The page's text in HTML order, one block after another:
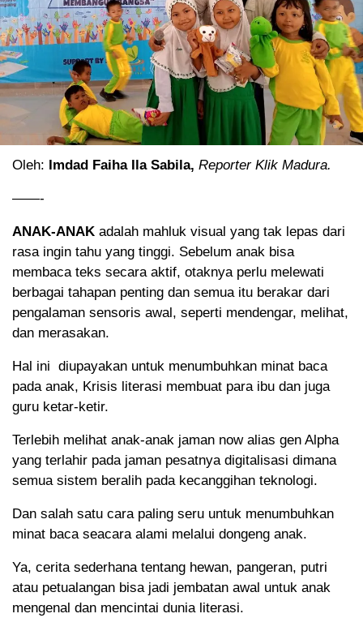
Oleh: Imdad Faiha Ila Sabila, Reporter Klik Madura.
——-
ANAK-ANAK adalah mahluk visual yang tak lepas dari
rasa ingin tahu yang tinggi. Sebelum anak bisa
membaca teks secara aktif, otaknya perlu melewati
berbagai tahapan penting dan semua itu berakar dari
pengalaman sensoris awal, seperti mendengar, melihat,
dan merasakan.
Hal ini diupayakan untuk menumbuhkan minat baca
pada anak, Krisis literasi membuat para ibu dan juga
guru ketar-ketir.
Terlebih melihat anak-anak jaman now alias gen Alpha
yang terlahir pada jaman pesatnya digitalisasi dimana
semua sistem beralih pada kecanggihan teknologi.
Dan salah satu cara paling seru untuk menumbuhkan
minat baca seacara alami melalui dongeng anak.
Ya, cerita sederhana tentang hewan, pangeran, putri
atau petualangan bisa jadi jembatan awal untuk anak
mengenal dan mencintai dunia literasi.